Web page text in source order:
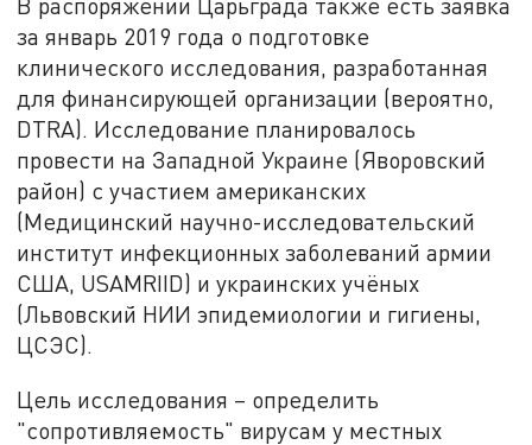
за январь 2019 года о подготовке
клинического исследования, разработанная
для финансирующей организации (вероятно,
DTRA). Исследование планировалось
провести на Западной Украине (Яворовский
район) с участием американских
(Медицинский научно-исследовательский
институт инфекционных заболеваний армии
США, USAMRIID) и украинских учёных
(Львовский НИИ эпидемиологии и гигиены,
ЦСЭС).
Цель исследования – определить
"сопротивляемость" вирусам у местных